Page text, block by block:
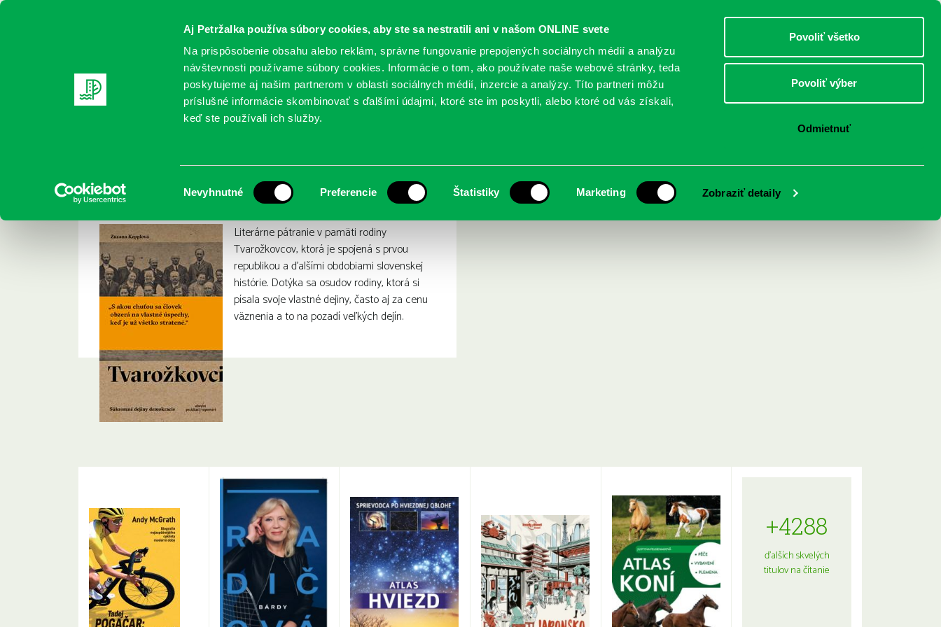
Aj Petržalka používa súbory cookies, aby ste sa nestratili ani v našom ONLINE svete
Na prispôsobenie obsahu alebo reklám, správne fungovanie prepojených sociálnych médií a analýzu
návštevnosti používame súbory cookies. Informácie o tom, ako používate naše webové stránky, teda
poskytujeme aj našim partnerom v oblasti sociálnych médií, inzercie a analýzy. Títo partneri môžu
príslušné informácie skombinovať s ďalšími údajmi, ktoré ste im poskytli, alebo ktoré od vás získali,
keď ste používali ich služby.
súhlasu
Nevyhnutné Preferencie Štatistiky Marketing Zobraziť detaily
Povoliť všetko
Povoliť výber
Odmietnuť
DOSPELÍ
REGISTRUJTE SA ONLINE KATALÓGY SLUŽBY PODUJATIA POBOČKY O KNIŽNICI
Kepplová, Zuzana: Tvarožkovci: Súkromné dejiny demokracie
Literárne pátranie v pamäti rodiny
Tvarožkovcov, ktorá je spojená s prvou
republikou a ďalšími obdobiami slovenskej
histórie. Dotýka sa osudov rodiny, ktorá si
písala svoje vlastné dejiny, často aj za cenu
väznenia a to na pozadí veľkých dejín.
+4288
ďalších skvelých
titulov na čítanie